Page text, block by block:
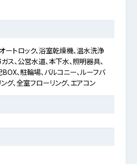
ートロック、浴室乾燥機、温水洗浄
ス、公営水道、本下水、照明器具、
、駐輪場、バルコニー、ルーフバ
グ、全室フローリング、エアコン